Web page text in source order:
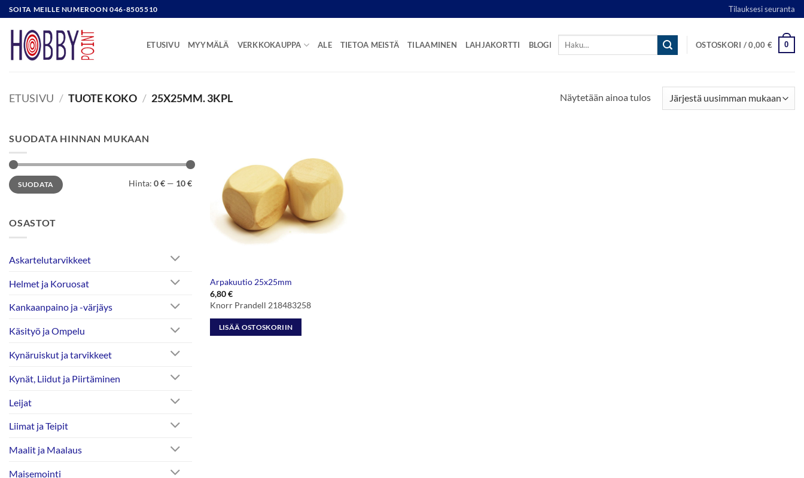
Skip
to
content
SOITA MEILLE NUMEROON 046-8505510 Tilauksesi seuranta
ETUSIVU MYYMÄLÄ VERKKOKAUPPA ALE TIETOA MEISTÄ TILAAMINEN LAHJAKORTTI BLOGI
Etsi:
OSTOSKORI /0,00 € 0
ETUSIVU / TUOTE KOKO / 25X25MM. 3KPL Näytetään ainoa tulos
SUODATA HINNAN MUKAAN
Minimihinta
Maksimihinta
SUODATA Hinta: 0 € — 10 €
OSASTOT
Askartelutarvikkeet
Helmet ja Koruosat
Kankaanpaino ja -värjäys
Käsityö ja Ompelu
Kynäruiskut ja tarvikkeet
Kynät, Liidut ja Piirtäminen
Leijat
Liimat ja Teipit
Maalit ja Maalaus
Maisemointi
Arpakuutio 25x25mm
6,80€
Knorr Prandell 218483258
LISÄÄ OSTOSKORIIN